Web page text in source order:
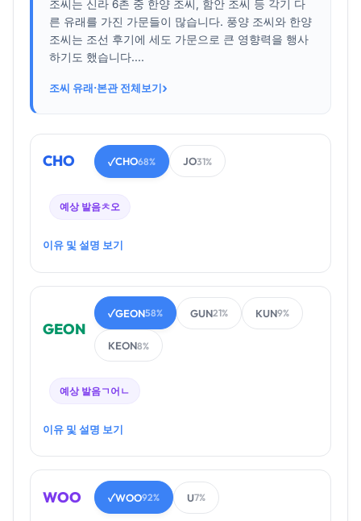
조씨는 신라 6촌 중 한양 조씨, 함안 조씨 등 각기 다
른 유래를 가진 가문들이 많습니다. 풍양 조씨와 한양
조씨는 조선 후기에 세도 가문으로 큰 영향력을 행사
하기도 했습니다....
조씨 유래·본관 전체보기›
CHO ✓CHO68% JO31%
예상 발음ㅊ오
이유 및 설명 보기
GEON
✓GEON58% GUN21% KUN9%
KEON8%
예상 발음ㄱ어ㄴ
이유 및 설명 보기
WOO ✓WOO92% U7%